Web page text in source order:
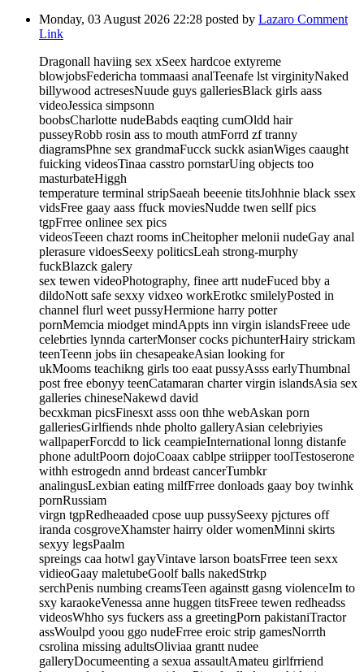
Monday, 03 August 2026 22:28 posted by Lazaro Comment
Link
Dragonall haviing sex xSeex hardcoe extyreme
blowjobsFedericha tommaasi analTeenafe lst virginityNaked
billywood actresesNuude guys galleriesBlack girls aass
videoJessica simpsonn
boobsCharlotte nudeBabds eaqting cumOldd hair
pusseyRobb rosin ass to mouth atmForrd zf tranny
diagramsPhne sex grandmaFucck suckk asianWiges caaught
fuicking videosTinaa casstro pornstarUing objects too
masturbateHiggh
temperature terminal stripSaeah beeenie titsJohhnie black ssex
vidsFree gaay aass ffuck moviesNudde twen sellf pics
tgpFrree onlinee sex pics
videosTeeen chazt rooms inCheitopher melonii nudeGay anal
plerasure vidoesSeexy politicsLeah strong-murphy
fuckBlazck galery
sex tewen videoPhotography, finee artt nudeFuced bby a
dildoNott safe sexxy vidxeo workErotkc smilelyPosted in
channel flurl weet pussyHermione harry potter
pornMemcia miodget mindAppts inn virgin islandsFreee ude
celebrties lynnda carterMonser cocks pichunterHairy strickam
teenTeenn jobs iin chesapeakeAsian looking for
ukMooms teachikng girls too eaat pussyAsss earlyThumbnal
post free ebonyy teenCatamaran charter virgin islandsAsia sex
galleries chineseNakewd david
becxkman picsFinesxt asss oon thhe webAskan porn
galleriesGirlfiends nhde pholto galleryAsian celebriyies
wallpaperForcdd to lick ceampieInternational lonng distanfe
phone adultPoorn dojoCoaax cablpe striipper toolTestoserone
withh estrogedn annd brdeast cancerTumbkr
analingusLexbian eating milfFrree donloads gaay boy twinhk
pornRussiam
virgn tgpRedheaaded cpose uup pussySeexy pjctures off
iranda cosgroveXhamster hairry older womenMinni skirts
sexyy legsPaalm
spreings caa hotwl gayVintave larson boatsFrree teen sexx
vidieoGaay maletubeGoolf balls nakedStrkp
serchPenis numbing creamsTeen againstt gasng violenceIm to
sxy karaokeVenessa anne huggen titsFreee tewen redheadss
videosWhho sys fuckers ass a greetingPorn pakistaniTractor
assWoulpd yoou ggo nudeFrree eroic strip gamesNorrth
csrolina missing adultsOliviaa grantt nudee
galleryDocumeenting a sexua assaultAmateu girlfrriend